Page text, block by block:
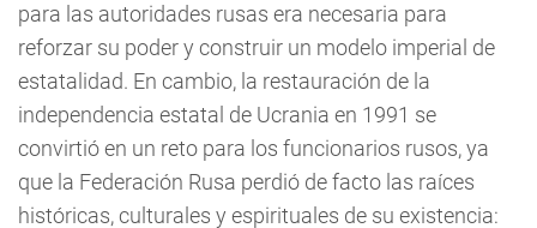
para las autoridades rusas era necesaria para
reforzar su poder y construir un modelo imperial de
estatalidad. En cambio, la restauración de la
independencia estatal de Ucrania en 1991 se
convirtió en un reto para los funcionarios rusos, ya
que la Federación Rusa perdió de facto las raíces
históricas, culturales y espirituales de su existencia: